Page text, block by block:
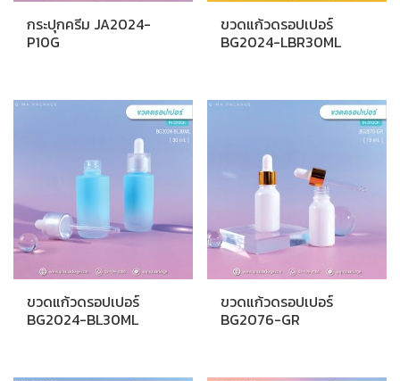
กระปุกครีม JA2024-
P10G
ขวดแก้วดรอปเปอร์
BG2024-LBR30ML
ขวดแก้วดรอปเปอร์
BG2024-BL30ML
ขวดแก้วดรอปเปอร์
BG2076-GR